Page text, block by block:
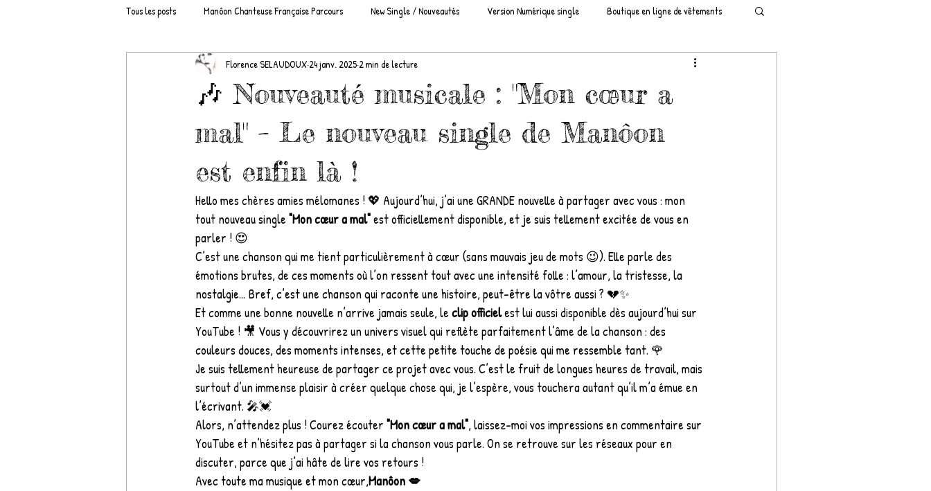
Tous les posts Manôon Chanteuse Française Parcours New Single / Nouveautés Version Numérique single Boutique en ligne de vêtements
Boutique de la Chanteuse Manôon Clips Vidéos Manôon Chanteuse
Remix Club / Clubbing interview / Podcast Teaser Nouvelle Année 2022 / Nouvel An
Radios qui diffusent Manôon Nouveautés musicales 2023
🎶 Nouveauté musicale : "Mon cœur a
mal" – Le nouveau single de Manôon
est enfin là !
Florence SELAUDOUX 24 janv. 2025 2 min de lecture
Hello mes chères amies mélomanes ! 💖 Aujourd’hui, j’ai une GRANDE nouvelle à partager avec vous : mon
tout nouveau single "Mon cœur a mal" est officiellement disponible, et je suis tellement excitée de vous en
parler ! 😍
C’est une chanson qui me tient particulièrement à cœur (sans mauvais jeu de mots 😉). Elle parle des
émotions brutes, de ces moments où l’on ressent tout avec une intensité folle : l’amour, la tristesse, la
nostalgie… Bref, c’est une chanson qui raconte une histoire, peut-être la vôtre aussi ? 💔✨
Et comme une bonne nouvelle n’arrive jamais seule, le clip officiel est lui aussi disponible dès aujourd’hui sur
YouTube ! 🎥 Vous y découvrirez un univers visuel qui reflète parfaitement l’âme de la chanson : des
couleurs douces, des moments intenses, et cette petite touche de poésie qui me ressemble tant. 🌹
Je suis tellement heureuse de partager ce projet avec vous. C’est le fruit de longues heures de travail, mais
surtout d’un immense plaisir à créer quelque chose qui, je l’espère, vous touchera autant qu’il m’a émue en
l’écrivant. 🎤💓
Alors, n’attendez plus ! Courez écouter "Mon cœur a mal", laissez-moi vos impressions en commentaire sur
YouTube et n’hésitez pas à partager si la chanson vous parle. On se retrouve sur les réseaux pour en
discuter, parce que j’ai hâte de lire vos retours !
Avec toute ma musique et mon cœur,Manôon 💋